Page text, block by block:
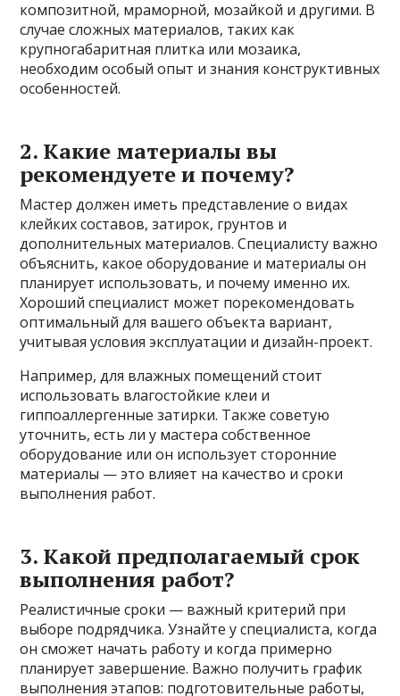
композитной, мраморной, мозайкой и другими. В
случае сложных материалов, таких как
крупногабаритная плитка или мозаика,
необходим особый опыт и знания конструктивных
особенностей.
2. Какие материалы вы
рекомендуете и почему?
Мастер должен иметь представление о видах
клейких составов, затирок, грунтов и
дополнительных материалов. Специалисту важно
объяснить, какое оборудование и материалы он
планирует использовать, и почему именно их.
Хороший специалист может порекомендовать
оптимальный для вашего объекта вариант,
учитывая условия эксплуатации и дизайн-проект.
Например, для влажных помещений стоит
использовать влагостойкие клеи и
гиппоаллергенные затирки. Также советую
уточнить, есть ли у мастера собственное
оборудование или он использует сторонние
материалы — это влияет на качество и сроки
выполнения работ.
3. Какой предполагаемый срок
выполнения работ?
Реалистичные сроки — важный критерий при
выборе подрядчика. Узнайте у специалиста, когда
он сможет начать работу и когда примерно
планирует завершение. Важно получить график
выполнения этапов: подготовительные работы,